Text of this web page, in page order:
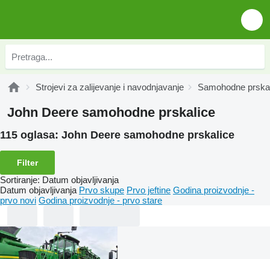
Strojevi za zaliјеvanje i navodnjavanje Samohodne
John Deere samohodne prskalice
115 oglasa: John Deere samohodne prskalice
Filter
Sortiranje: Datum objavljivanja
Datum objavljivanja Prvo skupe Prvo jeftine Godina proizvodnje -
prvo novi Godina proizvodnje - prvo stare